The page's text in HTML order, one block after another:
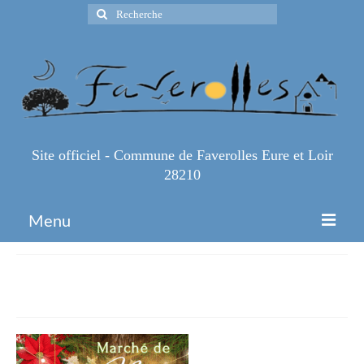
Rechercher
:
Site officiel - Commune de Faverolles Eure et Loir
28210
Menu
Infos Pratiques